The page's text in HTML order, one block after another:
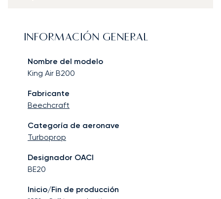
INFORMACIÓN GENERAL
Nombre del modelo
King Air B200
Fabricante
Beechcraft
Categoría de aeronave
Turboprop
Designador OACI
BE20
Inicio/Fin de producción